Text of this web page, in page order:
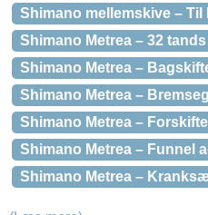
Shimano mellemskive – Til
Shimano Metrea – 32
Shimano Metrea –
Shimano Metrea –
Shimano Metrea –
Shimano Metrea – Funnel
Shimano Metrea –